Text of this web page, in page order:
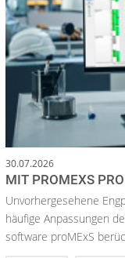
30.07.2026
MIT PROMEXS
Unvorhergesehene
häufige Anpassungen
software proMExS